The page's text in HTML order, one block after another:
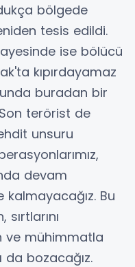
bölgede
tesis edildi.
ise bölücü
kıpırdayamaz
buradan bir
terörist de
unsuru
devam
Bu
ve mühimmatla
da bozacağız.